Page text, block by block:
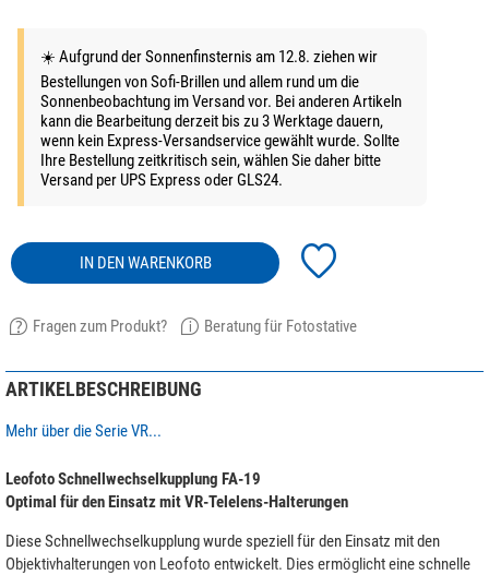
☀️ Aufgrund der Sonnenfinsternis am 12.8. ziehen wir
Bestellungen von Sofi-Brillen und allem rund um die
Sonnenbeobachtung im Versand vor. Bei anderen Artikeln
kann die Bearbeitung derzeit bis zu 3 Werktage dauern,
wenn kein Express-Versandservice gewählt wurde. Sollte
Ihre Bestellung zeitkritisch sein, wählen Sie daher bitte
Versand per UPS Express oder GLS24.
IN DEN WARENKORB
Fragen zum Produkt? Beratung für Fotostative
ARTIKELBESCHREIBUNG
Mehr über die Serie VR...
Leofoto Schnellwechselkupplung FA-19
Optimal für den Einsatz mit VR-Telelens-Halterungen
Diese Schnellwechselkupplung wurde speziell für den Einsatz mit den
Objektivhalterungen von Leofoto entwickelt. Dies ermöglicht eine schnelle